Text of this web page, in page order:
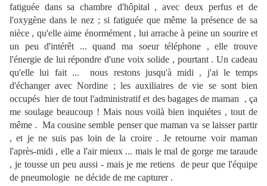
fatiguée dans sa chambre d'hôpital , avec deux perfus et de
l'oxygène dans le nez ; si fatiguée que même la présence de sa
nièce , qu'elle aime énormément , lui arrache à peine un sourire et
un peu d'intérêt ... quand ma soeur téléphone , elle trouve
l'énergie de lui répondre d'une voix solide , pourtant . Un cadeau
qu'elle lui fait ... nous restons jusqu'à midi , j'ai le temps
d'échanger avec Nordine ; les auxiliaires de vie se sont bien
occupés hier de tout l'administratif et des bagages de maman , ça
me soulage beaucoup ! Mais nous voilà bien inquiétes , tout de
même . Ma cousine semble penser que maman va se laisser partir
, et je ne suis pas loin de la croire . Je retourne voir maman
l'après-midi , elle a l'air mieux ... mais le mal de gorge me taraude
, je tousse un peu aussi - mais je me retiens de peur que l'équipe
de pneumologie ne décide de me capturer .